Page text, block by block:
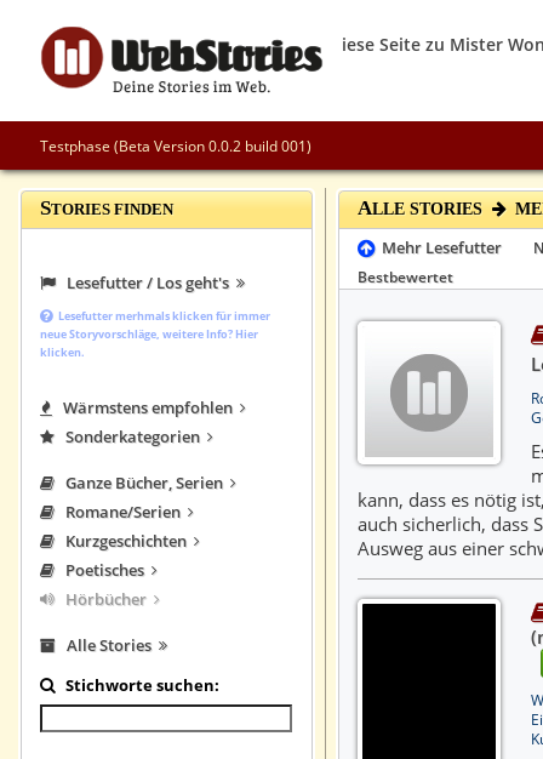
Testphase (Beta Version 0.0.2 build 001)
ALLE STORIES
Mehr Lesefutter
Bestbewertet
kann, dass es nötig
auch sicherlich, dass
Ausweg aus einer
STORIES FINDEN
Lesefutter / Los geht's
Lesefutter merhmals klicken für immer
neue Storyvorschläge, weitere Info? Hier
klicken.
Wärmstens empfohlen
Sonderkategorien
Ganze Bücher, Serien
Romane/Serien
Kurzgeschichten
Poetisches
Hörbücher
Alle Stories
Stichworte suchen: